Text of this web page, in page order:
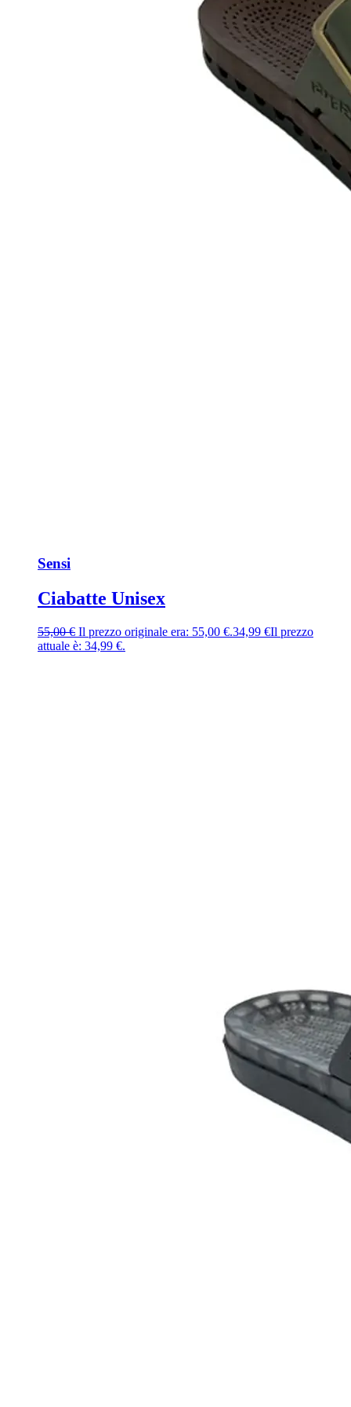
Sensi
Ciabatte Unisex
55,00€ Il prezzo originale era: 55,00 €.34,99 €Il prezzo
attuale è: 34,99 €.